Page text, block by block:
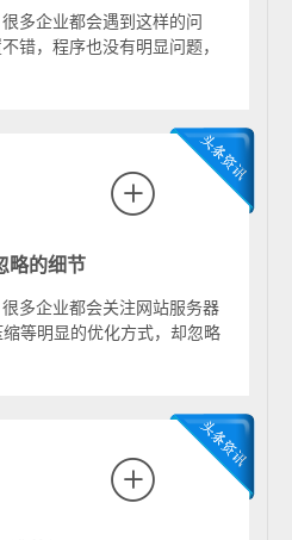
存机制减少源站带宽消耗，从
用非常广泛，几乎涵盖所有互
已经成为不可或缺的基础设
正不断向智能化和一体化方向
仅限于静态资源）、边缘计算
以及与云服务深度融合等。这
多企业都会遇到这样的问
错，程序也没有明显问题，
略的细节
多企业都会关注网站服务器
等明显的优化方式，却忽略